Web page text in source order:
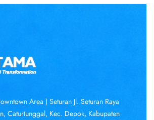
Area ) Seturan Jl. Seturan Raya
Caturtunggal, Kec. Depok, Kabupaten